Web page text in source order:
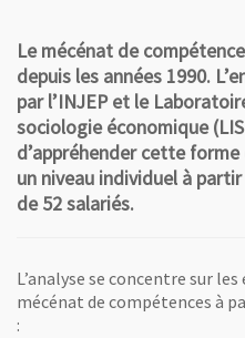
Le mécénat de
depuis les années 1990.
par l’INJEP et le
sociologie économique
d’appréhender cette
un niveau individuel à
de 52 salariés.
L’analyse se concentre sur
mécénat de compétences à
: